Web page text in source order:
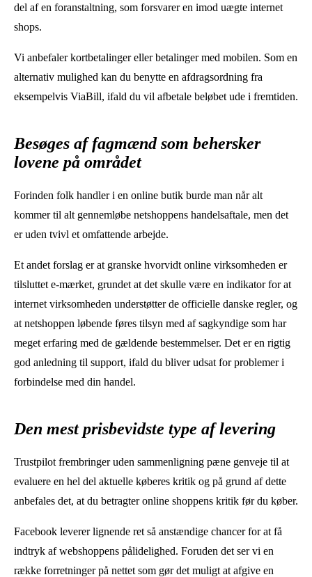
del af en foranstaltning, som forsvarer en imod uægte internet
shops.
Vi anbefaler kortbetalinger eller betalinger med mobilen. Som en
alternativ mulighed kan du benytte en afdragsordning fra
eksempelvis ViaBill, ifald du vil afbetale beløbet ude i fremtiden.
Besøges af fagmænd som behersker
lovene på området
Forinden folk handler i en online butik burde man når alt
kommer til alt gennemløbe netshoppens handelsaftale, men det
er uden tvivl et omfattende arbejde.
Et andet forslag er at granske hvorvidt online virksomheden er
tilsluttet e-mærket, grundet at det skulle være en indikator for at
internet virksomheden understøtter de officielle danske regler, og
at netshoppen løbende føres tilsyn med af sagkyndige som har
meget erfaring med de gældende bestemmelser. Det er en rigtig
god anledning til support, ifald du bliver udsat for problemer i
forbindelse med din handel.
Den mest prisbevidste type af levering
Trustpilot frembringer uden sammenligning pæne genveje til at
evaluere en hel del aktuelle køberes kritik og på grund af dette
anbefales det, at du betragter online shoppens kritik før du køber.
Facebook leverer lignende ret så anstændige chancer for at få
indtryk af webshoppens pålidelighed. Foruden det ser vi en
række forretninger på nettet som gør det muligt at afgive en